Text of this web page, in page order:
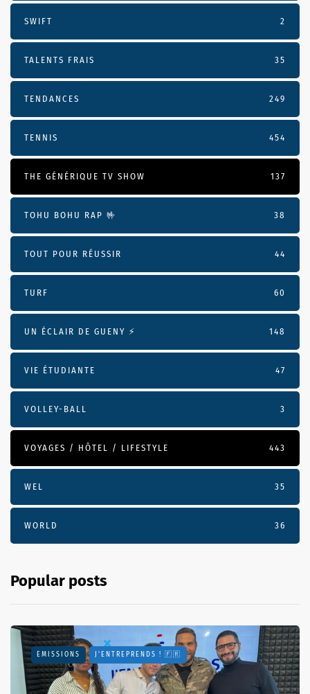
SWIFT 2
TALENTS FRAIS 35
TENDANCES 249
TENNIS 454
THE GÉNÉRIQUE TV SHOW 137
TOHU BOHU RAP 🤟 38
TOUT POUR RÉUSSIR 44
TURF 60
UN ÉCLAIR DE GUENY ⚡️ 148
VIE ÉTUDIANTE 47
VOLLEY-BALL 3
VOYAGES / HÔTEL / LIFESTYLE 443
WEL 35
WORLD 36
Popular posts
EMISSIONS J'ENTREPRENDS ! 🇫🇷